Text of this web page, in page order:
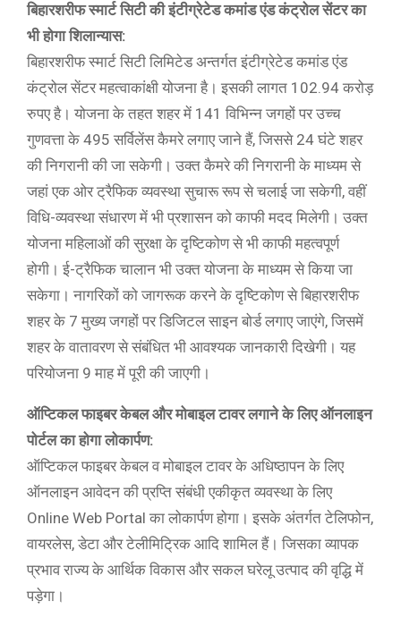
बिहारशरीफ स्मार्ट सिटी की इंटीग्रेटेड कमांड एंड कंट्रोल सेंटर का
भी होगा शिलान्यास:
बिहारशरीफ स्मार्ट सिटी लिमिटेड अन्तर्गत इंटीग्रेटेड कमांड एंड
कंट्रोल सेंटर महत्वाकांक्षी योजना है। इसकी लागत 102.94 करोड़
रुपए है। योजना के तहत शहर में 141 विभिन्न जगहों पर उच्च
गुणवत्ता के 495 सर्विलेंस कैमरे लगाए जाने हैं, जिससे 24 घंटे शहर
की निगरानी की जा सकेगी। उक्त कैमरे की निगरानी के माध्यम से
जहां एक ओर ट्रैफिक व्यवस्था सुचारू रूप से चलाई जा सकेगी, वहीं
विधि-व्यवस्था संधारण में भी प्रशासन को काफी मदद मिलेगी। उक्त
योजना महिलाओं की सुरक्षा के दृष्टिकोण से भी काफी महत्वपूर्ण
होगी। ई-ट्रैफिक चालान भी उक्त योजना के माध्यम से किया जा
सकेगा। नागरिकों को जागरूक करने के दृष्टिकोण से बिहारशरीफ
शहर के 7 मुख्य जगहों पर डिजिटल साइन बोर्ड लगाए जाएंगे, जिसमें
शहर के वातावरण से संबंधित भी आवश्यक जानकारी दिखेगी। यह
परियोजना 9 माह में पूरी की जाएगी।
ऑप्टिकल फाइबर केबल और मोबाइल टावर लगाने के लिए ऑनलाइन
पोर्टल का होगा लोकार्पण:
ऑप्टिकल फाइबर केबल व मोबाइल टावर के अधिष्ठापन के लिए
ऑनलाइन आवेदन की प्रप्ति संबंधी एकीकृत व्यवस्था के लिए
Online Web Portal का लोकार्पण होगा। इसके अंतर्गत टेलिफोन,
वायरलेस, डेटा और टेलीमिट्रिक आदि शामिल हैं। जिसका व्यापक
प्रभाव राज्य के आर्थिक विकास और सकल घरेलू उत्पाद की वृद्धि में
पड़ेगा।